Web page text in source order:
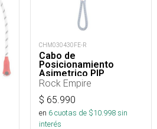
CHM030430FE-R
Cabo de
Posicionamiento
Asimetrico PIP
Regulable 15 a 85 cm
Rock Empire
$ 65.990
en 6cuotas de $10.998sin
interés